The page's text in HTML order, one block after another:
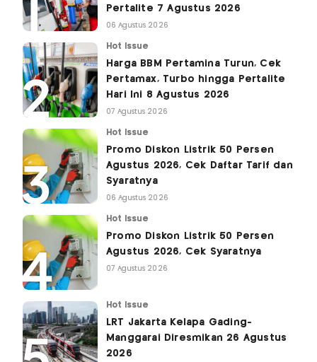
Pertalite 7 Agustus 2026
06 Agustus 2026
Hot Issue
Harga BBM Pertamina Turun, Cek
Pertamax, Turbo hingga Pertalite
Hari Ini 8 Agustus 2026
07 Agustus 2026
Hot Issue
Promo Diskon Listrik 50 Persen
Agustus 2026, Cek Daftar Tarif dan
Syaratnya
06 Agustus 2026
Hot Issue
Promo Diskon Listrik 50 Persen
Agustus 2026, Cek Syaratnya
07 Agustus 2026
Hot Issue
LRT Jakarta Kelapa Gading-
Manggarai Diresmikan 26 Agustus
2026